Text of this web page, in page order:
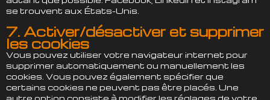
se trouvent aux États-Unis.
7. Activer/désactiver et supprimer
les cookies
Vous pouvez utiliser votre navigateur internet pour
supprimer automatiquement ou manuellement les
cookies. Vous pouvez également spécifier que
certains cookies ne peuvent pas être placés. Une
autre option consiste à modifier les réglages de votre